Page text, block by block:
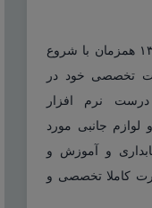
شرکت مشاوره هاله افزار از سال ۱۳۷۷ همزمان با شروع
تخصصی خود در
نرم افزار
لوازم جانبی مورد
و آموزش و
کاملا تخصصی و